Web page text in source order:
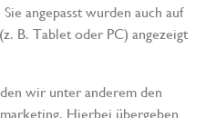
angepasst wurden auch auf
B. Tablet oder PC) angezeigt
wir unter anderem den
Hierbei übergeben